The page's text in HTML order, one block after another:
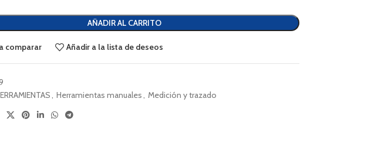
AÑADIR AL CARRITO
comparar Añadir a la lista de deseos
Herramientas manuales
Medición y trazado